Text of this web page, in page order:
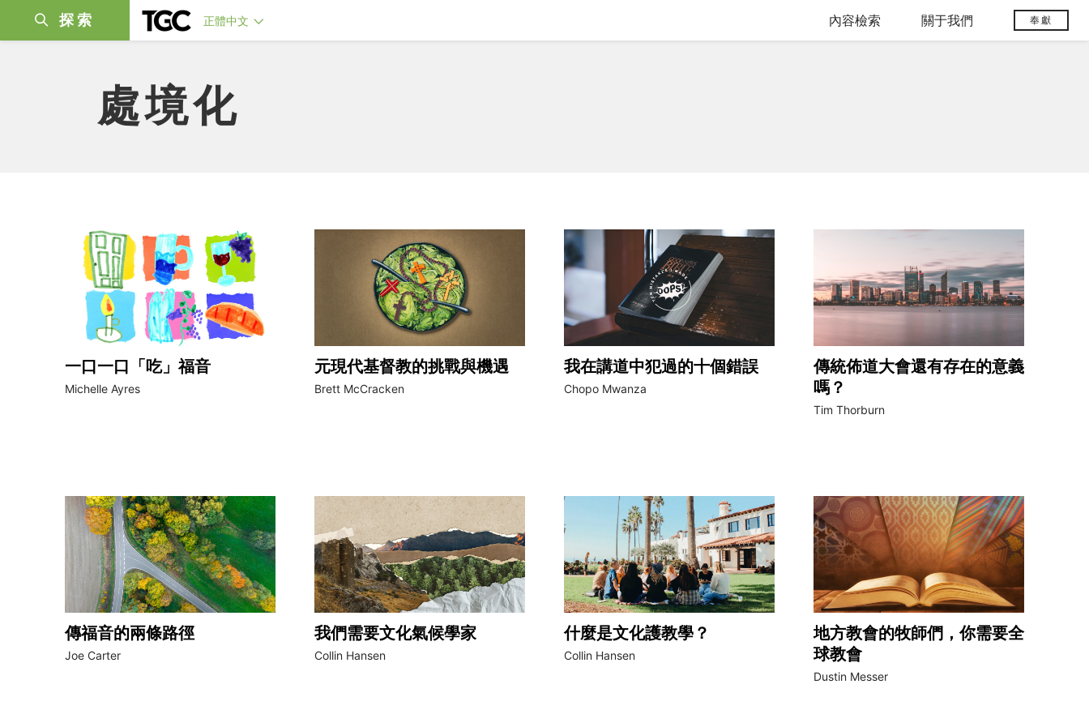
探索 正體中文 內容檢索 關于我們 奉獻
處境化
一口一口「吃」福音
Michelle Ayres
元現代基督教的挑戰與機遇
Brett McCracken
我在講道中犯過的十個錯誤
Chopo Mwanza
傳統佈道大會還有存在的意義
嗎？
Tim Thorburn
傳福音的兩條路徑
Joe Carter
我們需要文化氣候學家
Collin Hansen
什麼是文化護教學？
Collin Hansen
地方教會的牧師們，你需要全
球教會
Dustin Messer